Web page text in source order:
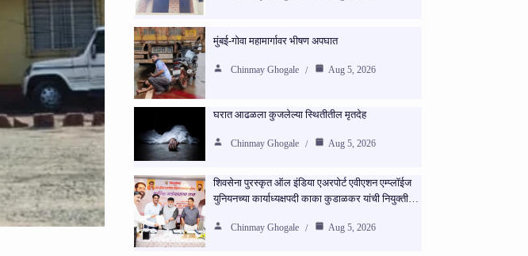
मुंबई-गोवा महामार्गावर भीषण अपघात
Chinmay Ghogale Aug 5, 2026
घरात आढळला कुजलेल्या स्थितीतील मृतदेह
Chinmay Ghogale Aug 5, 2026
शिवसेना पुरस्कृत ऑल इंडिया एअरपोर्ट एवीएशन एम्प्लॉईज
युनियनच्या कार्याध्यक्षपदी काका कुडाळकर यांची नियुक्ती…
Chinmay Ghogale Aug 5, 2026